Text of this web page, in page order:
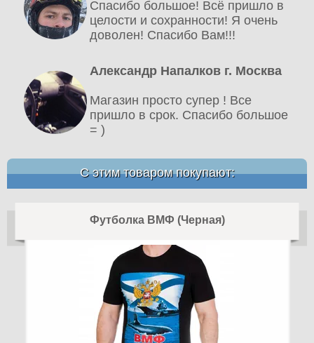
Спасибо большое! Всё пришло в
целости и сохранности! Я очень
доволен! Спасибо Вам!!!
Александр Напалков г. Москва
Магазин просто супер ! Все
пришло в срок. Спасибо большое
= )
С этим товаром покупают:
Футболка ВМФ (Черная)